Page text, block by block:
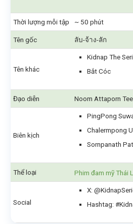
Thời lượng mỗi tập ~ 50 phút
Tên gốc ลับ-จ้าง-ลัก
Tên khác
Kidnap The
Bắt Cóc
Đạo diễn Noom Attaporn
Biên kịch
PingPong
Chalermpong
Sornpanath
Thể loại Phim đam mỹ Thái
Social
X:
Hashtag: